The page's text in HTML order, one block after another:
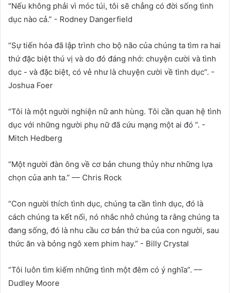
“Nếu không phải vì móc túi, tôi sẽ chẳng có đời sống tình
dục nào cả.” - Rodney Dangerfield
“Sự tiến hóa đã lập trình cho bộ não của chúng ta tìm ra hai
thứ đặc biệt thú vị và do đó đáng nhớ: chuyện cười và tình
dục - và đặc biệt, có vẻ như là chuyện cười về tình dục”. -
Joshua Foer
“Tôi là một người nghiện nữ anh hùng. Tôi cần quan hệ tình
dục với những người phụ nữ đã cứu mạng một ai đó ”. -
Mitch Hedberg
“Một người đàn ông về cơ bản chung thủy như những lựa
chọn của anh ta.” –– Chris Rock
“Con người thích tình dục, chúng ta cần tình dục, đó là
cách chúng ta kết nối, nó nhắc nhở chúng ta rằng chúng ta
đang sống, đó là nhu cầu cơ bản thứ ba của con người, sau
thức ăn và bỏng ngô xem phim hay.” - Billy Crystal
“Tôi luôn tìm kiếm những tình một đêm có ý nghĩa”. ––
Dudley Moore